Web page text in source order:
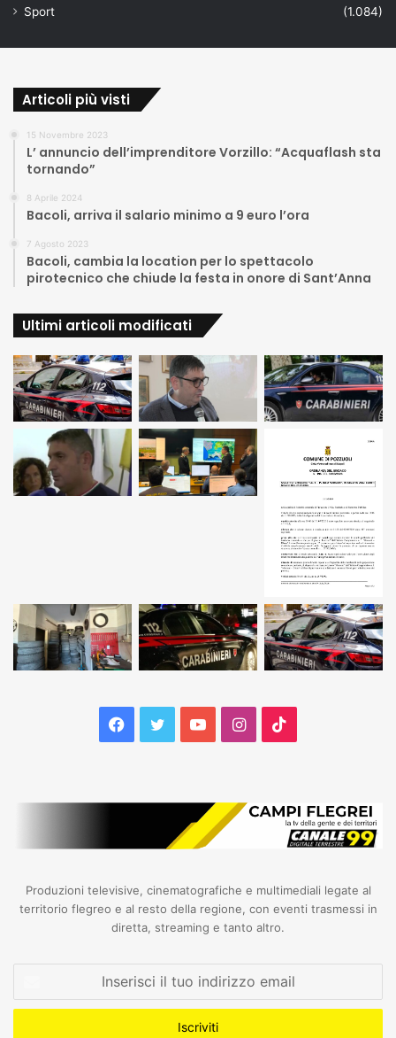
Sport
(1.084)
Articoli più visti
15 Novembre 2023
L’ annuncio dell’imprenditore Vorzillo: “Acquaflash sta
tornando”
8 Aprile 2024
Bacoli, arriva il salario minimo a 9 euro l’ora
7 Agosto 2023
Bacoli, cambia la location per lo spettacolo
pirotecnico che chiude la festa in onore di Sant’Anna
Ultimi articoli modificati
Facebook
TwitterYouTubeInstagram
Produzioni televisive, cinematografiche e multimediali legate al
territorio flegreo e al resto della regione, con eventi trasmessi in
diretta, streaming e tanto altro.
tuo